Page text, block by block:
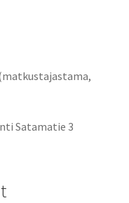
Satamatie 3